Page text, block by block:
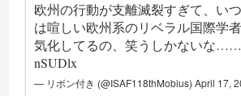
欧州の行動が支離滅裂すぎて、い
は喧しい欧州系のリベラル国際学
気化してるの、笑うしかないな
nSUDlx
— リボン付き (@ISAF118thMobius)April 17,